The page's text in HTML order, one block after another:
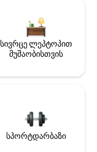
სივრცე ლეპტოპით
მუშაობისთვის
სპორტდარბაზი